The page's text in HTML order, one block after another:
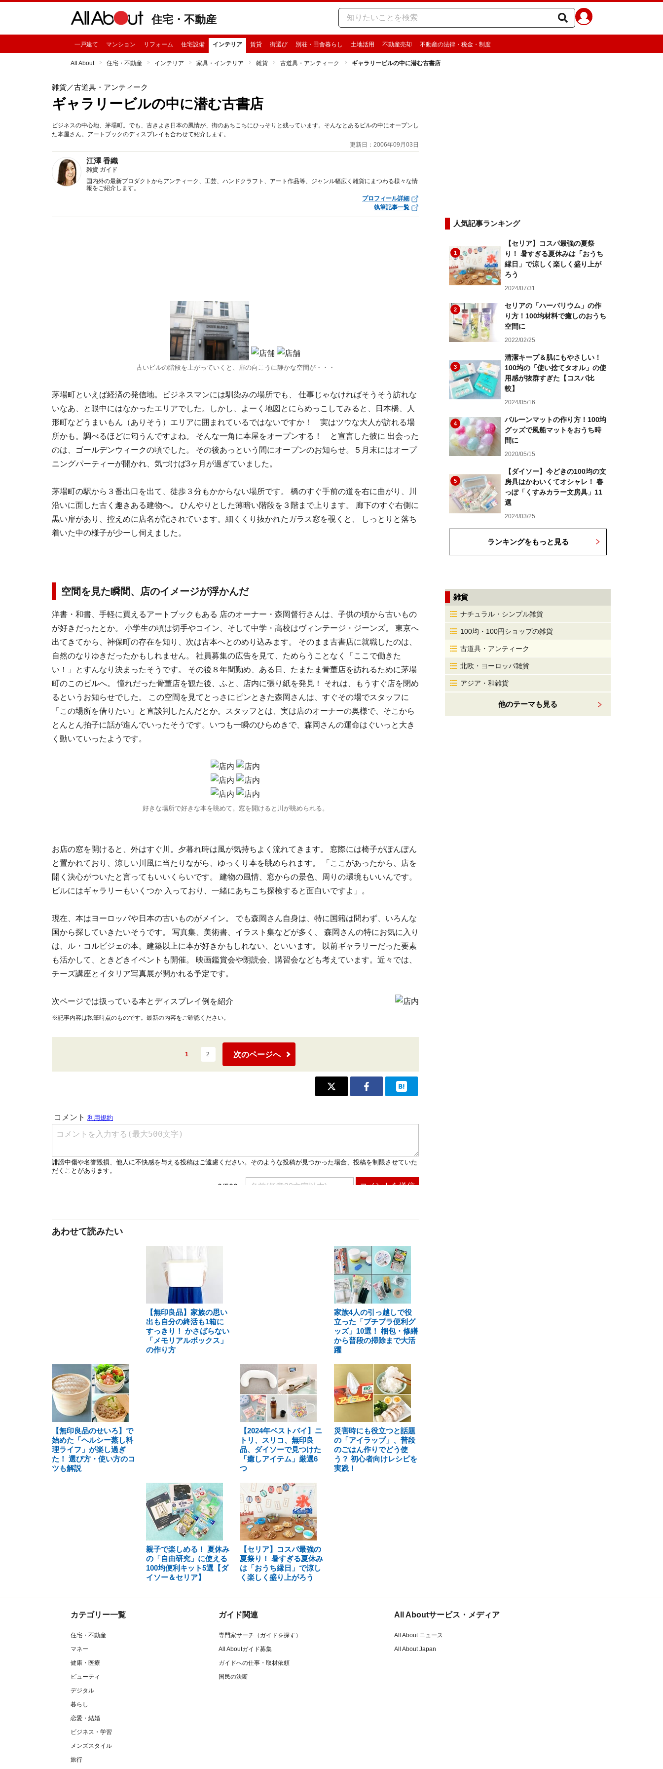
住宅・不動産
一戸建て マンション リフォーム 住宅設備 インテリア 賃貸 街選び 別荘・田舎暮らし 土地活用 不動産売却 不動産の法律・税金・制度
All About 住宅・不動産 インテリア 家具・インテリア 雑貨 古道具・アンティーク ギャラリービルの中に潜む古書店
雑貨／古道具・アンティーク
ギャラリービルの中に潜む古書店
ビジネスの中心地、茅場町。でも、古きよき日本の風情が、街のあちこちにひっそりと残っています。そんなとあるビルの中にオープンし
た本屋さん。アートブックのディスプレイも合わせて紹介します。
更新日：2006年09月03日
江澤 香織
雑貨 ガイド
国内外の最新プロダクトからアンティーク、工芸、ハンドクラフト、アート作品等、ジャンル幅広く雑貨にまつわる様々な情
報をご紹介します。
プロフィール詳細
執筆記事一覧
古いビルの階段を上がっていくと、扉の向こうに静かな空間が・・・
茅場町といえば経済の発信地。ビジネスマンには馴染みの場所でも、 仕事じゃなければそうそう訪れな
いなあ、と眼中にはなかったエリアでした。しかし、よーく地図とにらめっこしてみると、日本橋、人
形町などうまいもん（ありそう）エリアに囲まれているではないですか！ 実はツウな大人が訪れる場
所かも。調べるほどに匂うんですよね。 そんな一角に本屋をオープンする！ と宣言した彼に 出会った
のは、ゴールデンウィークの頃でした。 その後あっという間にオープンのお知らせ。５月末にはオープ
ニングパーティーが開かれ、気づけば3ヶ月が過ぎていました。
茅場町の駅から３番出口を出て、徒歩３分もかからない場所です。 橋のすぐ手前の道を右に曲がり、川
沿いに面した古く趣きある建物へ。 ひんやりとした薄暗い階段を３階まで上ります。 廊下のすぐ右側に
黒い扉があり、控えめに店名が記されています。細くくり抜かれたガラス窓を覗くと、 しっとりと落ち
着いた中の様子が少ーし伺えました。
空間を見た瞬間、店のイメージが浮かんだ
洋書・和書、手軽に買えるアートブックもある 店のオーナー・森岡督行さんは、子供の頃から古いもの
が好きだったとか。 小学生の頃は切手やコイン、そして中学・高校はヴィンテージ・ジーンズ。 東京へ
出てきてから、神保町の存在を知り、次は古本へとのめり込みます。 そのまま古書店に就職したのは、
自然のなりゆきだったかもしれません。 社員募集の広告を見て、ためらうことなく「ここで働きた
い！」とすんなり決まったそうです。 その後８年間勤め、ある日、たまたま骨董店を訪れるために茅場
町のこのビルへ。 憧れだった骨董店を観た後、ふと、店内に張り紙を発見！ それは、もうすぐ店を閉め
るというお知らせでした。 この空間を見てとっさにピンときた森岡さんは、すぐその場でスタッフに
「この場所を借りたい」と直談判したんだとか。スタッフとは、実は店のオーナーの奥様で、そこから
とんとん拍子に話が進んでいったそうです。いつも一瞬のひらめきで、森岡さんの運命はぐいっと大き
く動いていったようです。
好きな場所で好きな本を眺めて。窓を開けると川が眺められる。
お店の窓を開けると、外はすぐ川。夕暮れ時は風が気持ちよく流れてきます。 窓際には椅子がぽんぽん
と置かれており、涼しい川風に当たりながら、ゆっくり本を眺められます。 「ここがあったから、店を
開く決心がついたと言ってもいいくらいです。 建物の風情、窓からの景色、周りの環境もいいんです。
ビルにはギャラリーもいくつか 入っており、一緒にあちこち探検すると面白いですよ」。
現在、本はヨーロッパや日本の古いものがメイン。 でも森岡さん自身は、特に国籍は問わず、いろんな
国から探していきたいそうです。 写真集、美術書、イラスト集などが多く、 森岡さんの特にお気に入り
は、ル・コルビジェの本。建築以上に本が好きかもしれない、といいます。 以前ギャラリーだった要素
も活かして、ときどきイベントも開催。 映画鑑賞会や朗読会、講習会なども考えています。近々では、
チーズ講座とイタリア写真展が開かれる予定です。
次ページでは扱っている本とディスプレイ例を紹介
※記事内容は執筆時点のものです。最新の内容をご確認ください。
1 2 次のページへ
あわせて読みたい
【無印良品】家族の思い
出も自分の終活も1箱に
すっきり！ かさばらない
「メモリアルボックス」
の作り方
家族4人の引っ越しで役
立った「プチプラ便利グ
ッズ」10選！ 梱包・修繕
から普段の掃除まで大活
躍
【無印良品のせいろ】で
始めた「ヘルシー蒸し料
理ライフ」が楽し過ぎ
た！ 選び方・使い方のコ
ツも解説
【2024年ベストバイ】ニ
トリ、スリコ、無印良
品、ダイソーで見つけた
「癒しアイテム」厳選6
つ
災害時にも役立つと話題
の「アイラップ」、普段
のごはん作りでどう使
う？ 初心者向けレシピを
実践！
親子で楽しめる！ 夏休み
の「自由研究」に使える
100均便利キット5選【ダ
イソー＆セリア】
【セリア】コスパ最強の
夏祭り！ 暑すぎる夏休み
は「おうち縁日」で涼し
く楽しく盛り上がろう
人気記事ランキング
1
【セリア】コスパ最強の夏祭
り！ 暑すぎる夏休みは「おうち
縁日」で涼しく楽しく盛り上が
ろう
2024/07/31
2
セリアの「ハーバリウム」の作
り方！100均材料で癒しのおうち
空間に
2022/02/25
3
清潔キープ＆肌にもやさしい！
100均の「使い捨てタオル」の使
用感が抜群すぎた【コスパ比
較】
2024/05/16
4
バルーンマットの作り方！100均
グッズで風船マットをおうち時
間に
2020/05/15
5
【ダイソー】今どきの100均の文
房具はかわいくてオシャレ！ 春
っぽ「くすみカラー文房具」11
選
2024/03/25
ランキングをもっと見る
雑貨
ナチュラル・シンプル雑貨
100均・100円ショップの雑貨
古道具・アンティーク
北欧・ヨーロッパ雑貨
アジア・和雑貨
他のテーマも見る
カテゴリー一覧
住宅・不動産
マネー
健康・医療
ビューティ
デジタル
暮らし
恋愛・結婚
ビジネス・学習
メンズスタイル
旅行
ガイド関連
専門家サーチ（ガイドを探す）
All Aboutガイド募集
ガイドへの仕事・取材依頼
国民の決断
All Aboutサービス・メディア
All About ニュース
All About Japan